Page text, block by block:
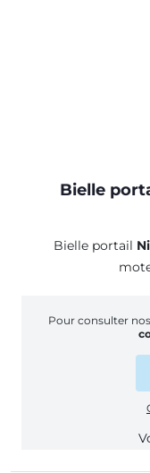
Bielle
Bielle portail
Pour consulter